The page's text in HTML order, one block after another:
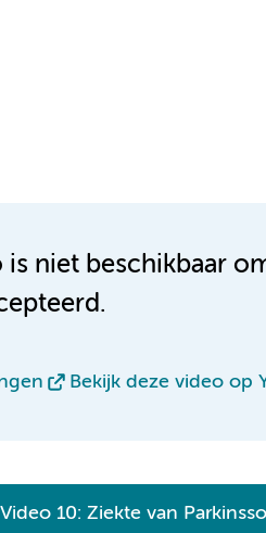
is niet beschikbaar
Bekijk deze video op
10: Ziekte van